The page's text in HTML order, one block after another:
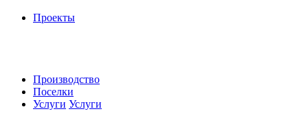
Проекты
Производство
Поселки
Услуги Услуги